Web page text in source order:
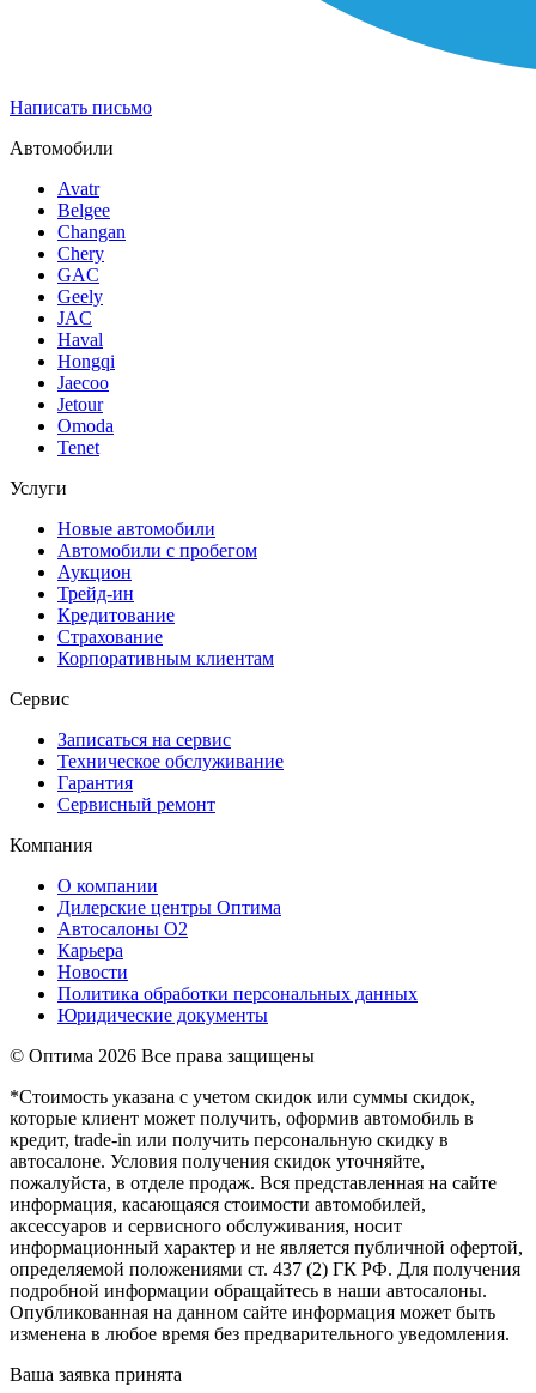
Написать письмо
Автомобили
Avatr
Belgee
Changan
Chery
GAC
Geely
JAC
Haval
Hongqi
Jaecoo
Jetour
Omoda
Tenet
Услуги
Новые автомобили
Автомобили с пробегом
Аукцион
Трейд-ин
Кредитование
Страхование
Корпоративным клиентам
Сервис
Записаться на сервис
Техническое обслуживание
Гарантия
Сервисный ремонт
Компания
О компании
Дилерские центры Оптима
Автосалоны О2
Карьера
Новости
Политика обработки персональных данных
Юридические документы
© Оптима 2026 Все права защищены
*Стоимость указана с учетом скидок или суммы скидок,
которые клиент может получить, оформив автомобиль в
кредит, trade-in или получить персональную скидку в
автосалоне. Условия получения скидок уточняйте,
пожалуйста, в отделе продаж. Вся представленная на сайте
информация, касающаяся стоимости автомобилей,
аксессуаров и сервисного обслуживания, носит
информационный характер и не является публичной офертой,
определяемой положениями ст. 437 (2) ГК РФ. Для получения
подробной информации обращайтесь в наши автосалоны.
Опубликованная на данном сайте информация может быть
изменена в любое время без предварительного уведомления.
Ваша заявка принята